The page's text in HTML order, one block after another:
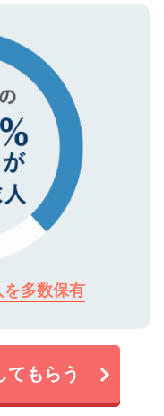
安心ください。
い。
多数保有
てもらう